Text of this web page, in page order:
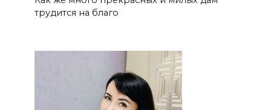
трудится на благо